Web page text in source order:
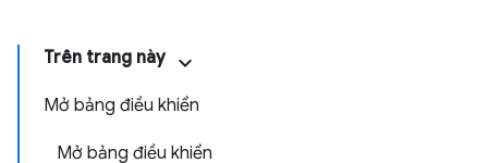
Trên trang này
Mở bảng điều khiển
Mở bảng điều khiển